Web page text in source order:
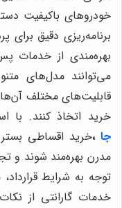
خودروهای باکیفیت
برنامه‌ریزی دقیق
بهره‌مندی از خدمات
می‌توانند مدل‌های
قابلیت‌های مختلف آن‌ها
خرید اتخاذ کنند. با
جا ،خرید اقساطی
مدرن بهره‌مند شوند و
توجه به شرایط
خدمات گارانتی از